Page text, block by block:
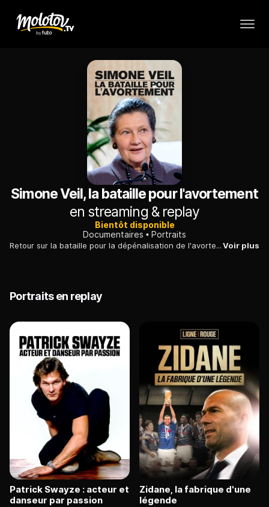
Simone Veil, la bataille pour l'avortement
en streaming & replay
Bientôt disponible
Documentaires
Portraits
Retour sur la bataille pour la dépénalisation de l'avortement, en 1975, dont Simone Veil, alors ministre de la Santé, demeure la figure emblématique.Voir plus
Portraits en replay
Patrick Swayze : acteur et
danseur par passion
Zidane, la fabrique d'une
légende